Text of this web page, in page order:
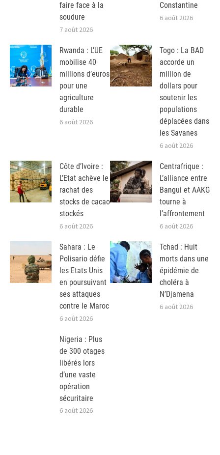
faire face à la
soudure
7 août 2026
Constantine
6 août 2026
Rwanda : L’UE
mobilise 40
millions d’euros
pour une
agriculture
durable
6 août 2026
Togo : La BAD
accorde un
million de
dollars pour
soutenir les
populations
déplacées dans
les Savanes
6 août 2026
Côte d’Ivoire :
L’Etat achève le
rachat des
stocks de cacao
stockés
6 août 2026
Centrafrique :
L’alliance entre
Bangui et AAKG
tourne à
l’affrontement
6 août 2026
Sahara : Le
Polisario défie
les Etats Unis
en poursuivant
ses attaques
contre le Maroc
6 août 2026
Tchad : Huit
morts dans une
épidémie de
choléra à
N’Djamena
6 août 2026
Nigeria : Plus
de 300 otages
libérés lors
d’une vaste
opération
sécuritaire
6 août 2026